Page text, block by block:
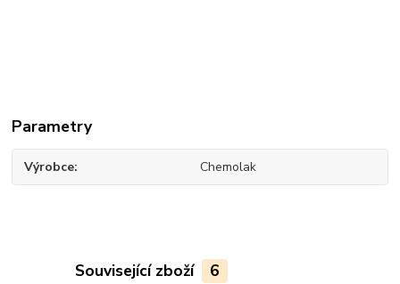
Parametry
Výrobce Chemolak
Související zboží 6